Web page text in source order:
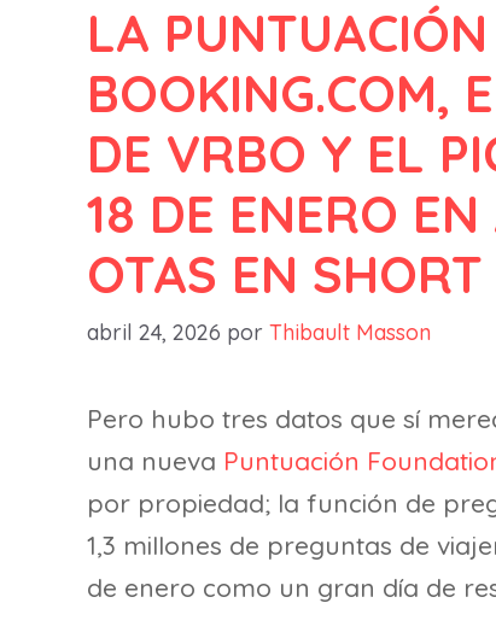
LA
BOOKING.COM,
DE VRBO Y EL
18 DE ENERO
OTAS EN
abril 24, 2026 por Thibault Masson
Pero hubo tres datos que sí
una nueva Puntuación
por propiedad; la función de
1,3 millones de preguntas de
de enero como un gran día de